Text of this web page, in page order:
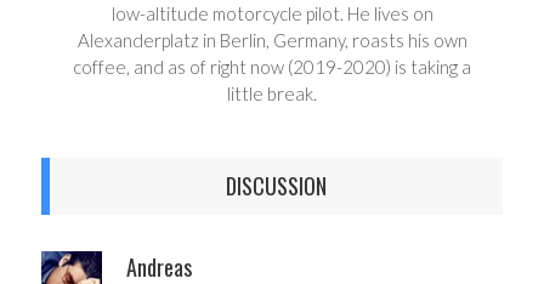
low-altitude motorcycle pilot. He lives on
Alexanderplatz in Berlin, Germany, roasts his own
coffee, and as of right now (2019-2020) is taking a
little break.
DISCUSSION
Andreas